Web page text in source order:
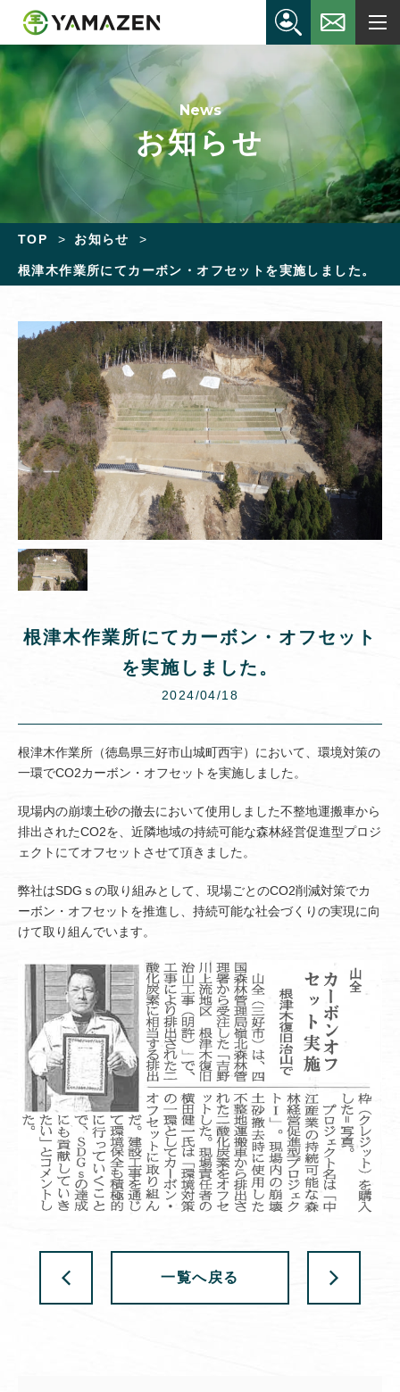
News
お知らせ
TOP お知らせ
根津木作業所にてカーボン・オフセットを実施しました。
根津木作業所にてカーボン・オフセット
を実施しました。
2024/04/18
根津木作業所（徳島県三好市山城町西宇）において、環境対策の
一環でCO2カーボン・オフセットを実施しました。
現場内の崩壊土砂の撤去において使用しました不整地運搬車から
排出されたCO2を、近隣地域の持続可能な森林経営促進型プロジ
ェクトにてオフセットさせて頂きました。
弊社はSDGｓの取り組みとして、現場ごとのCO2削減対策でカ
ーボン・オフセットを推進し、持続可能な社会づくりの実現に向
けて取り組んでいます。
一覧へ戻る